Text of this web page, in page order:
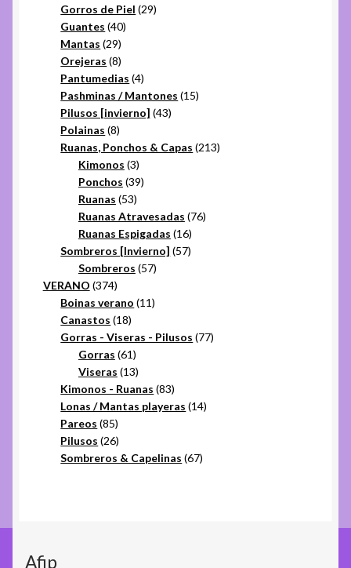
Gorros de Piel 2929
Guantes 4040
Mantas 2929
productos
Orejeras 88
productos
Pantumedias 44
productos
Pashminas / Mantones 1515
Pilusos [invierno] 4343
Polainas 88
productos
Ruanas, Ponchos & Capas 213213
Kimonos 33
productos
Ponchos 3939
Ruanas 5353
productos
Ruanas Atravesadas 7676
Ruanas Espigadas 1616
productos
Sombreros [Invierno] 5757
Sombreros 5757
VERANO 374374
productos
Boinas verano 1111
Canastos 1818
productos
Gorras - Viseras - Pilusos 7777
Gorras 6161
productos
Viseras 1313
productos
Kimonos - Ruanas 8383
productos
Lonas / Mantas playeras 1414
Pareos 8585
productos
Pilusos 2626
productos
Sombreros & Capelinas 6767
Afip